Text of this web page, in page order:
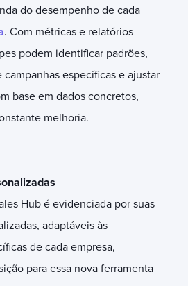
do desempenho de cada
. Com métricas e relatórios
podem identificar padrões,
campanhas específicas e ajustar
base em dados concretos,
melhoria.
Hub é evidenciada por suas
adaptáveis às
de cada empresa,
para essa nova ferramenta